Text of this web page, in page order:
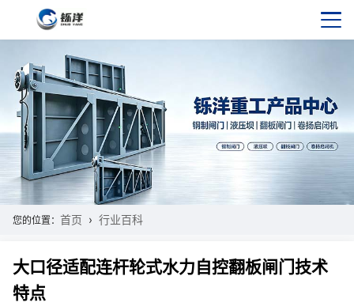
您的位置： 首页 行业百科
大口径适配连杆轮式水力自控翻板闸门技术
特点